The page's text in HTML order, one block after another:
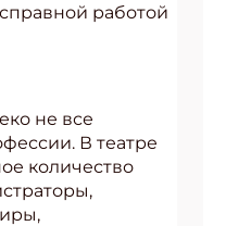
работой
не все
В театре
количество